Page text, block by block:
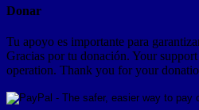
Donar
Tu apoyo es importante para
Gracias por tu donación. Your
operation. Thank you for your